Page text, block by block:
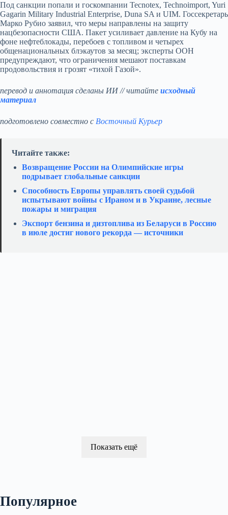
Под санкции попали и госкомпании Tecnotex, Technoimport, Yuri
Gagarin Military Industrial Enterprise, Duna SA и UIM. Госсекретарь
Марко Рубио заявил, что меры направлены на защиту
нацбезопасности США. Пакет усиливает давление на Кубу на
фоне нефтеблокады, перебоев с топливом и четырех
общенациональных блэкаутов за месяц; эксперты ООН
предупреждают, что ограничения мешают поставкам
продовольствия и грозят «тихой Газой».
перевод и аннотация сделаны ИИ // читайте исходный
материал
подготовлено совместно с Восточный Курьер
Читайте также:
Возвращение России на Олимпийские игры
подрывает глобальные санкции
Способность Европы управлять своей судьбой
испытывают войны с Ираном и в Украине, лесные
пожары и миграция
Экспорт бензина и дизтоплива из Беларуси в Россию
в июле достиг нового рекорда — источники
Показать ещё
Популярное